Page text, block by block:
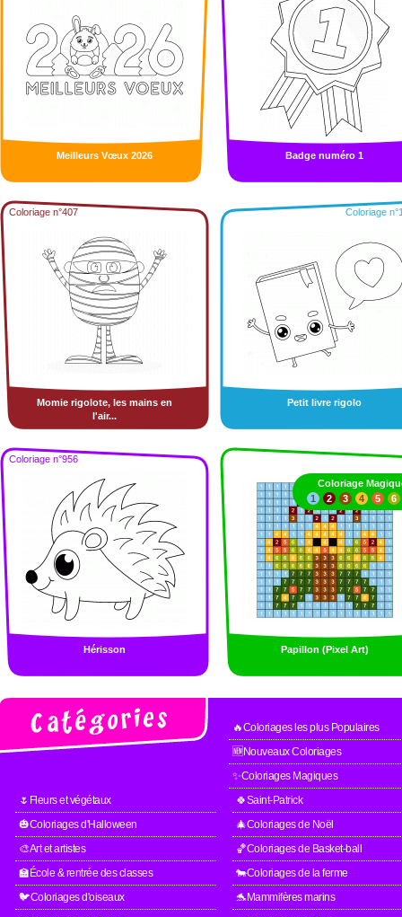
Meilleurs Vœux 2026 Badge numéro 1
Coloriage n°407
Momie rigolote, les mains en
l'air...
Coloriage
Petit livre rigolo
Coloriage n°956
Hérisson Papillon (Pixel Art)
Coloriage
1
2 3 4 5 6
🔥Coloriages les plus Populaires
🆕Nouveaux Coloriages
✨Coloriages Magiques
🌷Fleurs et végétaux
🍀Saint-Patrick
🎃Coloriages d'Halloween
🎄Coloriages de Noël
🎨Art et artistes
🏀Coloriages de Basket-ball
🏫École & rentrée des classes
🐄Coloriages de la ferme
🐦Coloriages d'oiseaux
🐬Mammifères marins